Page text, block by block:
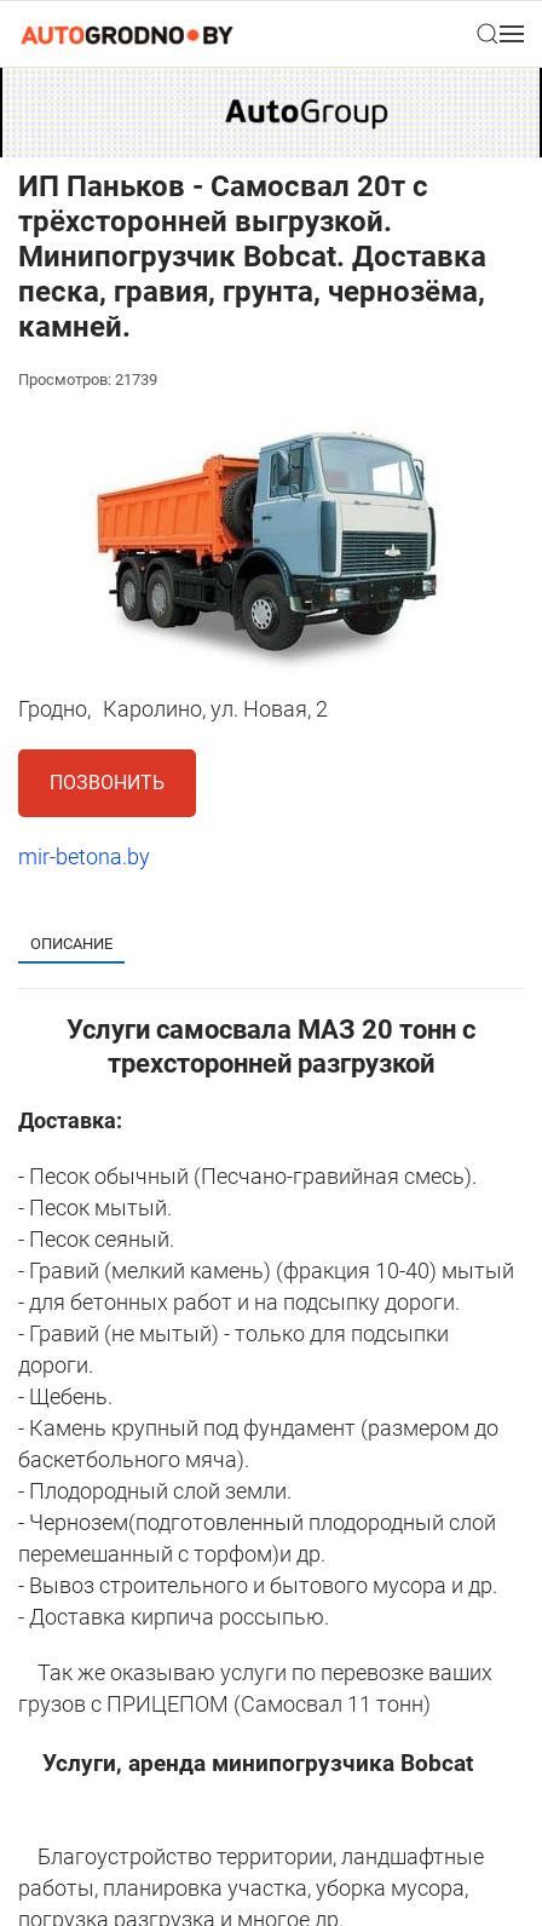
ИП Паньков - Самосвал 20т с
трёхсторонней выгрузкой.
Минипогрузчик Bobcat. Доставка
песка, гравия, грунта, чернозёма,
камней.
Просмотров: 21739
Гродно, Каролино, ул. Новая, 2
ПОЗВОНИТЬ
mir-betona.by
ОПИСАНИЕ
Услуги самосвала МАЗ 20 тонн с
трехсторонней разгрузкой
Доставка:
- Песок обычный (Песчано-гравийная смесь).
- Песок мытый.
- Песок сеяный.
- Гравий (мелкий камень) (фракция 10-40) мытый
- для бетонных работ и на подсыпку дороги.
- Гравий (не мытый) - только для подсыпки
дороги.
- Щебень.
- Камень крупный под фундамент (размером до
баскетбольного мяча).
- Плодородный слой земли.
- Чернозем(подготовленный плодородный слой
перемешанный с торфом)и др.
- Вывоз строительного и бытового мусора и др.
- Доставка кирпича россыпью.
Так же оказываю услуги по перевозке ваших
грузов с ПРИЦЕПОМ (Самосвал 11 тонн)
Услуги, аренда минипогрузчика Bobcat
Благоустройство территории, ландшафтные
работы, планировка участка, уборка мусора,
погрузка разгрузка и многое др.